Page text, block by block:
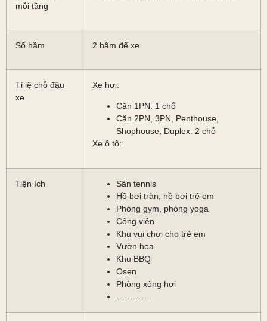
mỗi tầng
Số hầm 2 hầm để xe
Tỉ lệ chỗ đậu
xe
Xe hơi:
Căn 1PN: 1 chỗ
Căn 2PN, 3PN, Penthouse,
Shophouse, Duplex: 2 chỗ
Xe ô tô:
Tiện ích
Sân tennis
Hồ bơi tràn, hồ bơi trẻ em
Phòng gym, phòng yoga
Công viên
Khu vui chơi cho trẻ em
Vườn hoa
Khu BBQ
Osen
Phòng xông hơi